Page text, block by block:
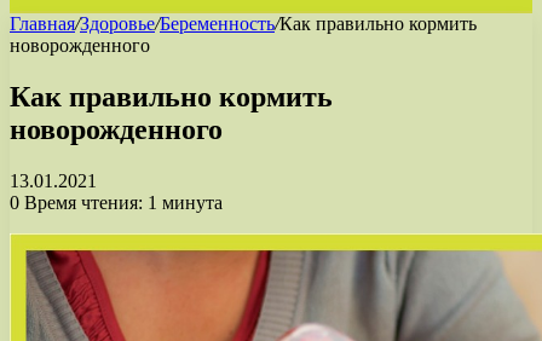
Главная/Здоровье/Беременность/Как правильно кормить
новорожденного
Как правильно кормить
новорожденного
13.01.2021
0 Время чтения: 1 минута